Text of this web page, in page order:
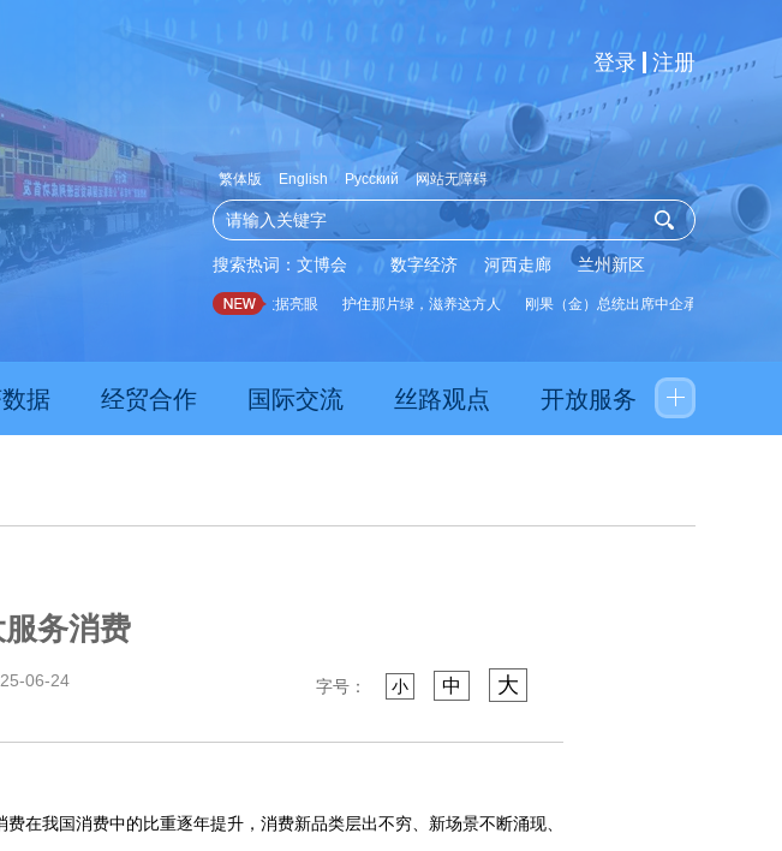
登录 注册
繁体版 English Русский 网站无障碍
搜索热词： 文博会 数字经济 河西走廊 兰州新区
发展 甘肃上半年新质生产力发展数据亮眼 护住那片绿，滋养这方人 刚果（金）总统出席中企承建水厂启用仪式
据 经贸合作 国际交流 丝路观点 开放服务
务消费
06-24 字号： 小 中 大
我国消费中的比重逐年提升，消费新品类层出不穷、新场景不断涌现、